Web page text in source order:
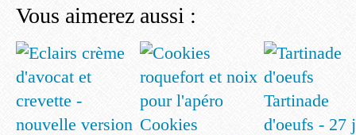
Vous aimerez aussi :
Cookies
Tartinade
d'oeufs - 27